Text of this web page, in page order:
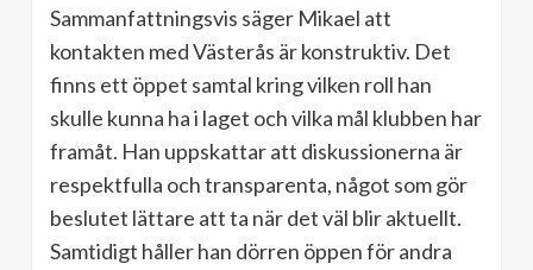
Sammanfattningsvis säger Mikael att
kontakten med Västerås är konstruktiv. Det
finns ett öppet samtal kring vilken roll han
skulle kunna ha i laget och vilka mål klubben har
framåt. Han uppskattar att diskussionerna är
respektfulla och transparenta, något som gör
beslutet lättare att ta när det väl blir aktuellt.
Samtidigt håller han dörren öppen för andra